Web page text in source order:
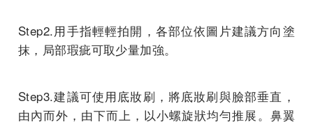
Step2.用手指輕輕拍開，各部位依圖片建議方向塗
抹，局部瑕疵可取少量加強。
Step3.建議可使用底妝刷，將底妝刷與臉部垂直，
由內而外，由下而上，以小螺旋狀均勻推展。鼻翼